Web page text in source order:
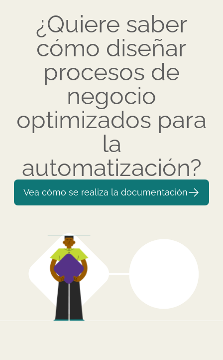
¿Quiere saber
cómo diseñar
procesos de
negocio
optimizados para
la
automatización?
Vea cómo se realiza la documentación